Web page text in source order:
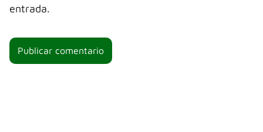
entrada.